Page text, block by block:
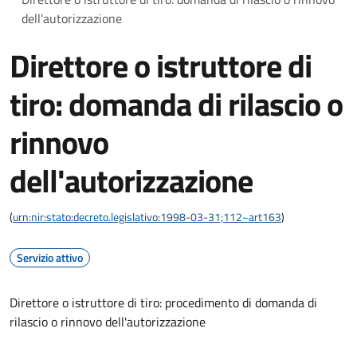
dell'autorizzazione
Direttore o istruttore di
tiro: domanda di rilascio o
rinnovo
dell'autorizzazione
(urn:nir:stato:decreto.legislativo:1998-03-31;112~art163)
Servizio attivo
Direttore o istruttore di tiro: procedimento di domanda di
rilascio o rinnovo dell'autorizzazione